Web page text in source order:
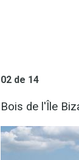
02 de 14
Bois de l'Île